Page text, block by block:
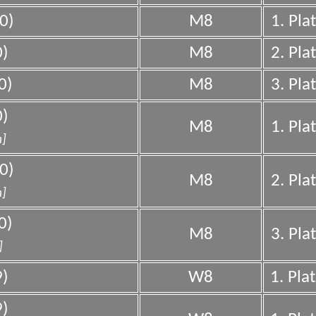
M8
1.
M8
2.
M8 3.
M8 1.
M8 2.
M8 3.
W8 1.